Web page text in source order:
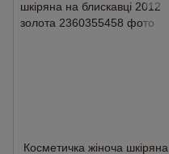
Косметичка жіноча шкіряна